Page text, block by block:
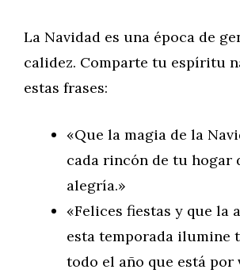
La Navidad es una época de
calidez. Comparte tu espíritu
estas frases:
«Que la magia de la
cada rincón de tu hogar
alegría.»
«Felices fiestas y que la
esta temporada ilumine
todo el año que está por